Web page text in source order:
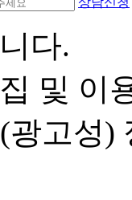
다.
및 이
광고성)